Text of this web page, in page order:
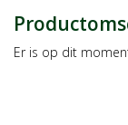
Er is op dit